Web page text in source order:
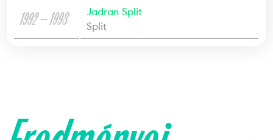
1992 — 1993
Jadran Split
Split